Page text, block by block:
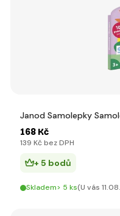
Janod Samolepky
168 Kč
139 Kč bez DPH
+ 5 bodů
Skladem> 5 ks(U vás